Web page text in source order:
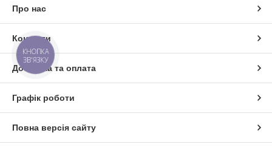
Про нас
Контакти
Доставка та оплата
Графік роботи
Повна версія сайту
КНОПКА
ЗВ'ЯЗКУ